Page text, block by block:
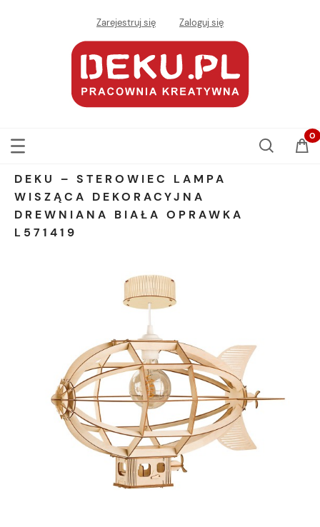
Zarejestruj się Zaloguj się
DEKU – STEROWIEC LAMPA
WISZĄCA DEKORACYJNA
DREWNIANA BIAŁA OPRAWKA
L571419